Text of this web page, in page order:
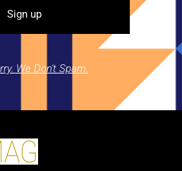
We Don't Spam.